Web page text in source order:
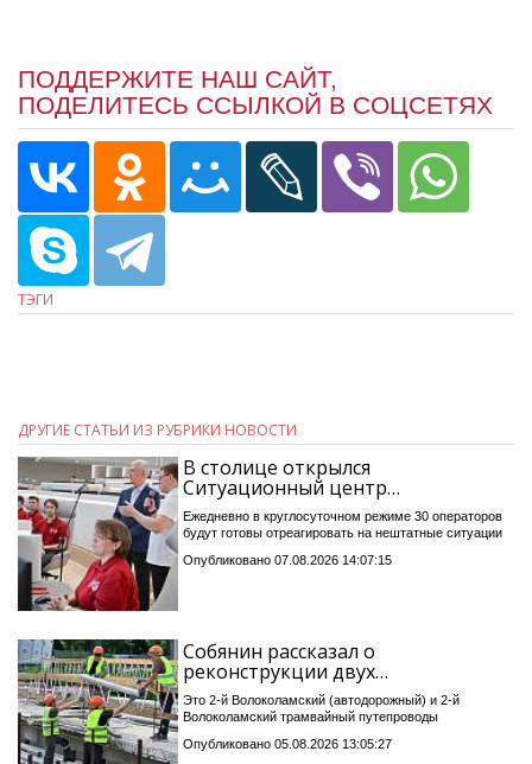
ПОДДЕРЖИТЕ НАШ САЙТ,
ПОДЕЛИТЕСЬ ССЫЛКОЙ В СОЦСЕТЯХ
ТЭГИ
ДРУГИЕ СТАТЬИ ИЗ РУБРИКИ НОВОСТИ
В столице открылся
Ситуационный центр…
Ежедневно в круглосуточном режиме 30 операторов
будут готовы отреагировать на нештатные ситуации
Опубликовано 07.08.2026 14:07:15
Собянин рассказал о
реконструкции двух…
Это 2-й Волоколамский (автодорожный) и 2-й
Волоколамский трамвайный путепроводы
Опубликовано 05.08.2026 13:05:27